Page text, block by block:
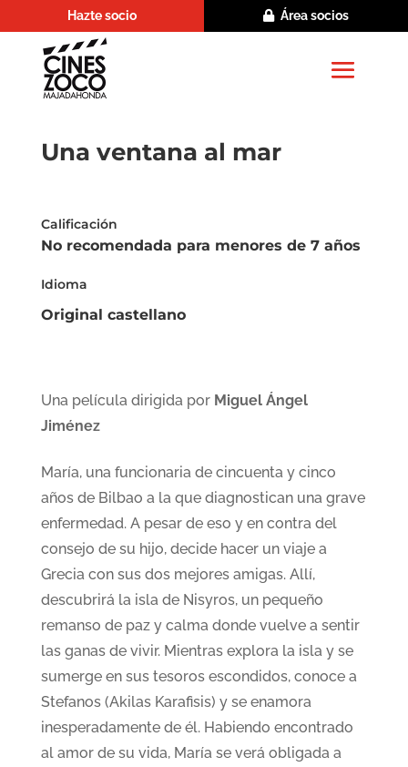
Hazte socio Área socios
Una ventana al mar
Calificación
No recomendada para menores de 7 años
Idioma
Original castellano
Una película dirigida por Miguel Ángel
Jiménez
María, una funcionaria de cincuenta y cinco
años de Bilbao a la que diagnostican una grave
enfermedad. A pesar de eso y en contra del
consejo de su hijo, decide hacer un viaje a
Grecia con sus dos mejores amigas. Allí,
descubrirá la isla de Nisyros, un pequeño
remanso de paz y calma donde vuelve a sentir
las ganas de vivir. Mientras explora la isla y se
sumerge en sus tesoros escondidos, conoce a
Stefanos (Akilas Karafisis) y se enamora
inesperadamente de él. Habiendo encontrado
al amor de su vida, María se verá obligada a